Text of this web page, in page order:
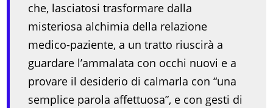
che, lasciatosi trasformare dalla
misteriosa alchimia della relazione
medico-paziente, a un tratto riuscirà a
guardare l’ammalata con occhi nuovi e a
provare il desiderio di calmarla con “una
semplice parola affettuosa”, e con gesti di